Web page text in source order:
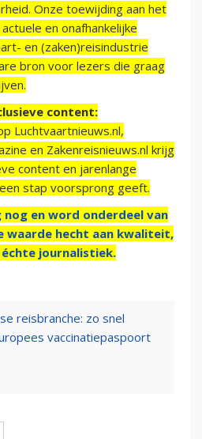
Onze toewijding aan het
en onafhankelijke
en (zaken)reisindustrie
bron voor lezers die graag
content:
Luchtvaartnieuws.nl,
en Zakenreisnieuws.nl krijg
content en jarenlange
stap voorsprong geeft.
nog en word onderdeel van
waarde hecht aan kwaliteit,
journalistiek.
reisbranche: zo snel
vaccinatiepaspoort